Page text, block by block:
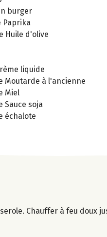
burger
Paprika
Huile d'olive
liquide
Moutarde à l'ancienne
Miel
Sauce soja
échalote
Chauffer à feu doux